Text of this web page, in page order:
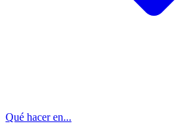
Qué hacer en...